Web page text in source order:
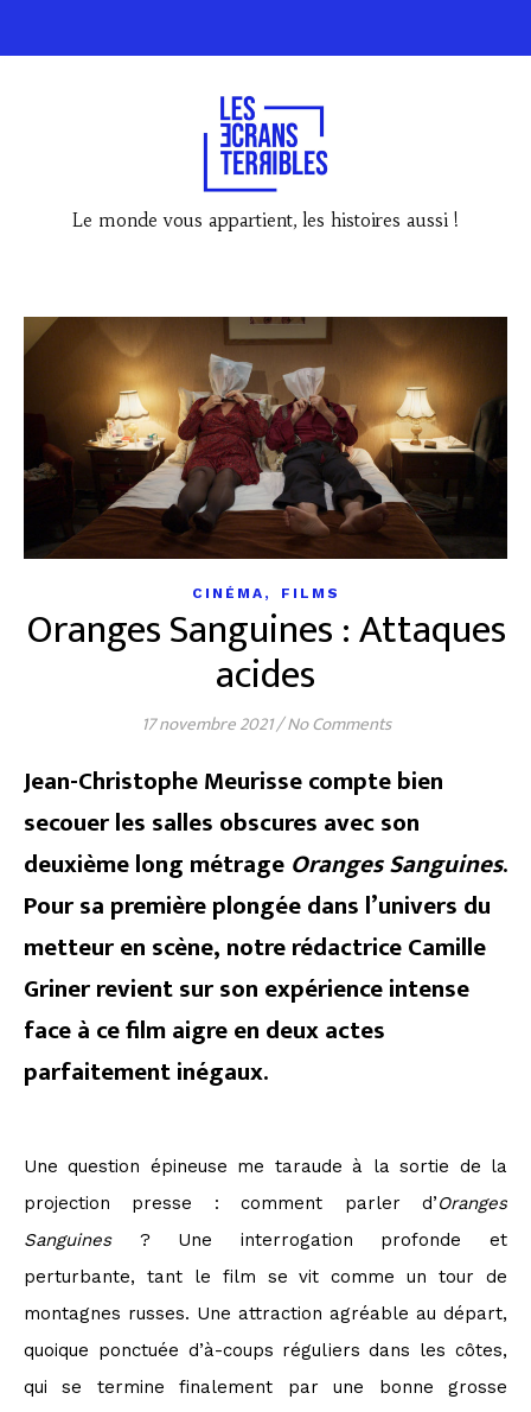
Le monde vous appartient, les histoires aussi !
CINÉMA , FILMS
Oranges Sanguines : Attaques
acides
17 novembre 2021/No Comments
Jean-Christophe Meurisse compte bien
secouer les salles obscures avec son
deuxième long métrage Oranges Sanguines.
Pour sa première plongée dans l’univers du
metteur en scène, notre rédactrice Camille
Griner revient sur son expérience intense
face à ce film aigre en deux actes
parfaitement inégaux.
Une question épineuse me taraude à la sortie de la
projection presse : comment parler d’Oranges
Sanguines ? Une interrogation profonde et
perturbante, tant le film se vit comme un tour de
montagnes russes. Une attraction agréable au départ,
quoique ponctuée d’à-coups réguliers dans les côtes,
qui se termine finalement par une bonne grosse